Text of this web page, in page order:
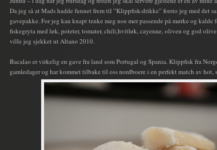
Da jeg så at Mads hadde funnet frem til ”Klippfisk-drikke” forsto jeg med det
gavepakke. For jeg kan knapt tenke meg noe mer passende på mørke og kalde
fiskegryta med løk, poteter, tomater, chili,hvitløk, cayenne, oliven og god
ville jeg sjekket ut Altano 2010.
Bacalao er virkelig en gave fra land som Portugal og Spania. Klippfisk fra
gamledager og har kommet tilbake til oss nordboere i en perfekt match av hot,